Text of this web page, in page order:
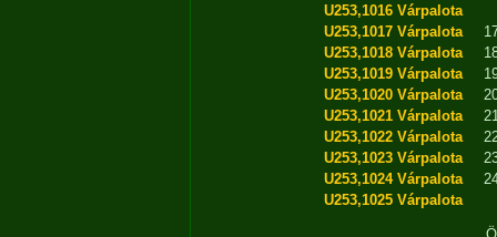
U253,1016 Várpalota
U253,1017 Várpalota
U253,1018 Várpalota
U253,1019 Várpalota
U253,1020 Várpalota
U253,1021 Várpalota
U253,1022 Várpalota
U253,1023 Várpalota
U253,1024 Várpalota
U253,1025 Várpalota